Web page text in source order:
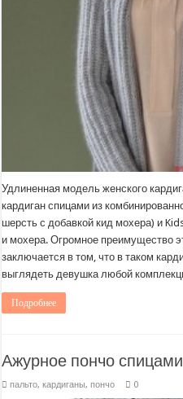
Удлиненная модель женского
кардиган спицами из
шерсть с добавкой кид мохера) и
и мохера. Огромное преимущество
заключается в том, что в таком
выглядеть девушка любой
Подробнее
Ажурное пончо спицами
пальто, кардиганы, пончо 0